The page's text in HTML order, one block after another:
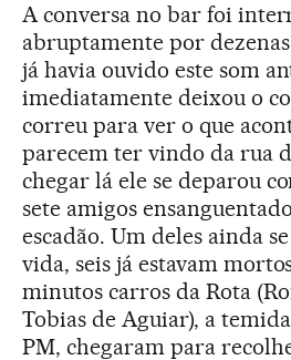
A conversa no bar foi
abruptamente por
já havia ouvido este som
imediatamente deixou o
correu para ver o que
parecem ter vindo da rua
chegar lá ele se deparou
sete amigos
escadão. Um deles ainda
vida, seis já estavam
minutos carros da Rota
Tobias de Aguiar), a
PM, chegaram para